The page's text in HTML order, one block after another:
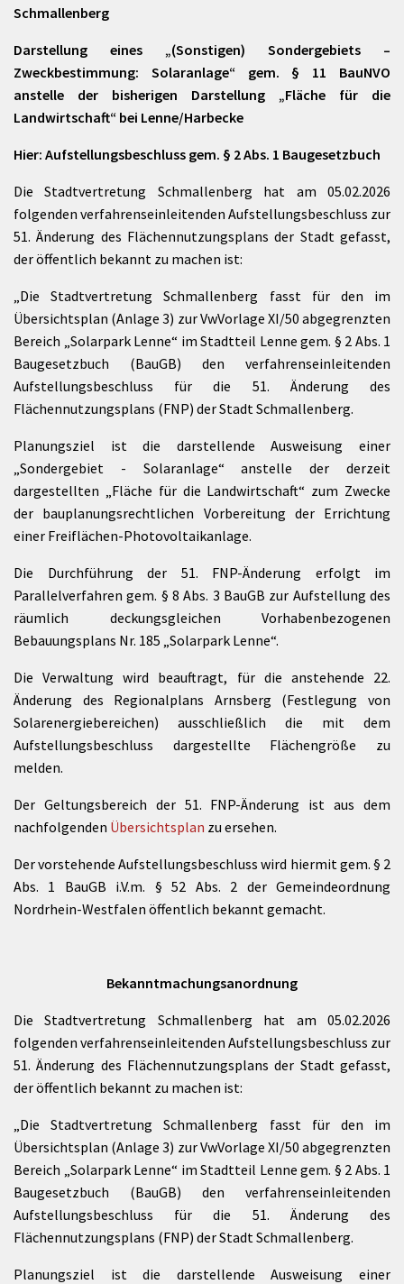
Schmallenberg
Darstellung eines „(Sonstigen) Sondergebiets –
Zweckbestimmung: Solaranlage“ gem. § 11 BauNVO
anstelle der bisherigen Darstellung „Fläche für die
Landwirtschaft“ bei Lenne/Harbecke
Hier: Aufstellungsbeschluss gem. § 2 Abs. 1 Baugesetzbuch
Die Stadtvertretung Schmallenberg hat am 05.02.2026
folgenden verfahrenseinleitenden Aufstellungsbeschluss zur
51. Änderung des Flächennutzungsplans der Stadt gefasst,
der öffentlich bekannt zu machen ist:
„Die Stadtvertretung Schmallenberg fasst für den im
Übersichtsplan (Anlage 3) zur VwVorlage XI/50 abgegrenzten
Bereich „Solarpark Lenne“ im Stadtteil Lenne gem. § 2 Abs. 1
Baugesetzbuch (BauGB) den verfahrenseinleitenden
Aufstellungsbeschluss für die 51. Änderung des
Flächennutzungsplans (FNP) der Stadt Schmallenberg.
Planungsziel ist die darstellende Ausweisung einer
„Sondergebiet - Solaranlage“ anstelle der derzeit
dargestellten „Fläche für die Landwirtschaft“ zum Zwecke
der bauplanungsrechtlichen Vorbereitung der Errichtung
einer Freiflächen-Photovoltaikanlage.
Die Durchführung der 51. FNP-Änderung erfolgt im
Parallelverfahren gem. § 8 Abs. 3 BauGB zur Aufstellung des
räumlich deckungsgleichen Vorhabenbezogenen
Bebauungsplans Nr. 185 „Solarpark Lenne“.
Die Verwaltung wird beauftragt, für die anstehende 22.
Änderung des Regionalplans Arnsberg (Festlegung von
Solarenergiebereichen) ausschließlich die mit dem
Aufstellungsbeschluss dargestellte Flächengröße zu
melden.
Der Geltungsbereich der 51. FNP-Änderung ist aus dem
nachfolgenden Übersichtsplan zu ersehen.
Der vorstehende Aufstellungsbeschluss wird hiermit gem. § 2
Abs. 1 BauGB i.V.m. § 52 Abs. 2 der Gemeindeordnung
Nordrhein-Westfalen öffentlich bekannt gemacht.
Bekanntmachungsanordnung
Die Stadtvertretung Schmallenberg hat am 05.02.2026
folgenden verfahrenseinleitenden Aufstellungsbeschluss zur
51. Änderung des Flächennutzungsplans der Stadt gefasst,
der öffentlich bekannt zu machen ist:
„Die Stadtvertretung Schmallenberg fasst für den im
Übersichtsplan (Anlage 3) zur VwVorlage XI/50 abgegrenzten
Bereich „Solarpark Lenne“ im Stadtteil Lenne gem. § 2 Abs. 1
Baugesetzbuch (BauGB) den verfahrenseinleitenden
Aufstellungsbeschluss für die 51. Änderung des
Flächennutzungsplans (FNP) der Stadt Schmallenberg.
Planungsziel ist die darstellende Ausweisung einer